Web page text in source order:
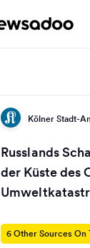
Kölner Stadt-
Russlands
der Küste des
6 Other Sources On